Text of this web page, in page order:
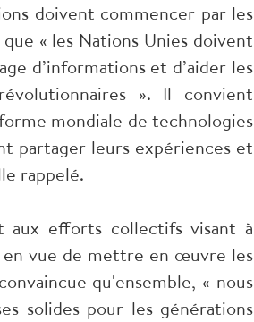
doivent commencer par les
« les Nations Unies doivent
d’informations et d’aider les
». Il convient
mondiale de technologies
partager leurs expériences et
rappelé.
aux efforts collectifs visant à
vue de mettre en œuvre les
qu'ensemble, « nous
solides pour les générations